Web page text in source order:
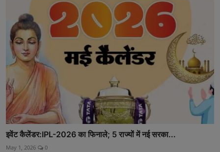
इवेंट कैलेंडर:IPL-2026 का फिनाले; 5 राज्यों में नई सरका...
May 1, 2026 0